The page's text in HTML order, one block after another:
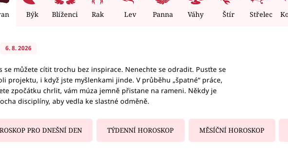
Býk Blíženci Rak Lev Panna Váhy Štír Střelec
6. 8. 2026
se můžete cítit trochu bez inspirace. Nenechte se odradit. Pusťte se
projektu, i když jste myšlenkami jinde. V průběhu „špatné“ práce,
zpočátku chrlit, vám múza jemně přistane na rameni. Někdy je
disciplíny, aby vedla ke slastné odměně.
PRO DNEŠNÍ DEN TÝDENNÍ HOROSKOP MĚSÍČNÍ HOROSKOP